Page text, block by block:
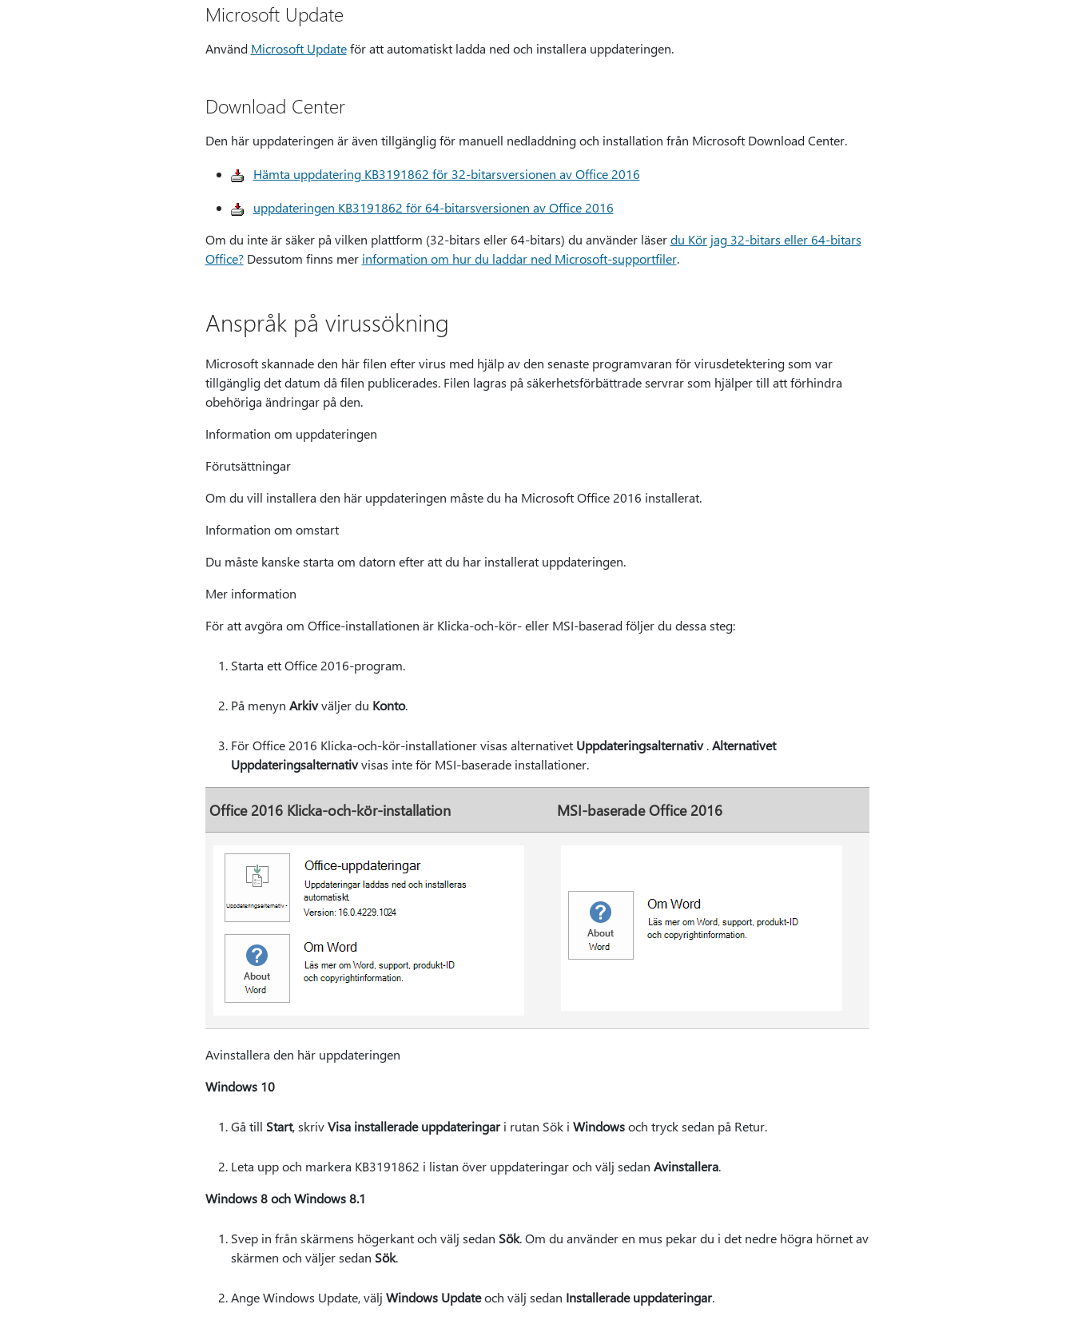
Microsoft Update
Använd Microsoft Updateför att automatiskt ladda ned och installera uppdateringen.
Download Center
Den här uppdateringen är även tillgänglig för manuell nedladdning och installation från Microsoft Download Center.
Hämta uppdatering KB3191862 för 32-bitarsversionen av Office 2016
uppdateringen KB3191862 för 64-bitarsversionen av Office 2016
Om du inte är säker på vilken plattform (32-bitars eller 64-bitars) du använder läserdu Kör jag 32-bitars eller 64-bitars
Office?Dessutom finns mer information om hur du laddar ned Microsoft-supportfiler.
Anspråk på virussökning
Microsoft skannade den här filen efter virus med hjälp av den senaste programvaran för virusdetektering som var
tillgänglig det datum då filen publicerades. Filen lagras på säkerhetsförbättrade servrar som hjälper till att förhindra
obehöriga ändringar på den.
Information om uppdateringen
Förutsättningar
Om du vill installera den här uppdateringen måste du ha Microsoft Office 2016 installerat.
Information om omstart
Du måste kanske starta om datorn efter att du har installerat uppdateringen.
Mer information
För att avgöra om Office-installationen är Klicka-och-kör- eller MSI-baserad följer du dessa steg:
Starta ett Office 2016-program.
På menyn Arkivväljer du Konto.
För Office 2016 Klicka-och-kör-installationer visas alternativet Uppdateringsalternativ.Alternativet
Uppdateringsalternativvisas inte för MSI-baserade installationer.
Office 2016 Klicka-och-kör-installation MSI-baserade Office 2016
Avinstallera den här uppdateringen
Windows 10
Gå till Start, skrivVisa installerade uppdateringari rutan Sök i Windowsoch tryck sedan på Retur.
Leta upp och markera KB3191862 i listan över uppdateringar och välj sedan Avinstallera.
Windows 8 och Windows 8.1
Svep in från skärmens högerkant och välj sedan Sök. Om du använder en mus pekar du i det nedre högra hörnet av
skärmen och väljer sedan Sök.
Ange Windows Update, välj Windows Updateoch välj sedan Installerade uppdateringar.